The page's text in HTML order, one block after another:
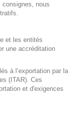
nous
et les entités
une accréditation
à l’exportation par la
(ITAR). Ces
et d'exigences